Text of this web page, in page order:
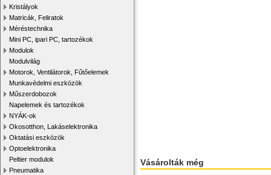
Kristályok
Matricák, Feliratok
Méréstechnika
Mini PC, ipari PC, tartozékok
Modulok
Modulvilág
Motorok, Ventilátorok, Fűtőelemek
Munkavédelmi eszközök
Műszerdobozok
Napelemek és tartozékok
NYÁK-ok
Okosotthon, Lakáselektronika
Oktatási eszközök
Optoelektronika
Peltier modulok
Pneumatika
Vásárolták még